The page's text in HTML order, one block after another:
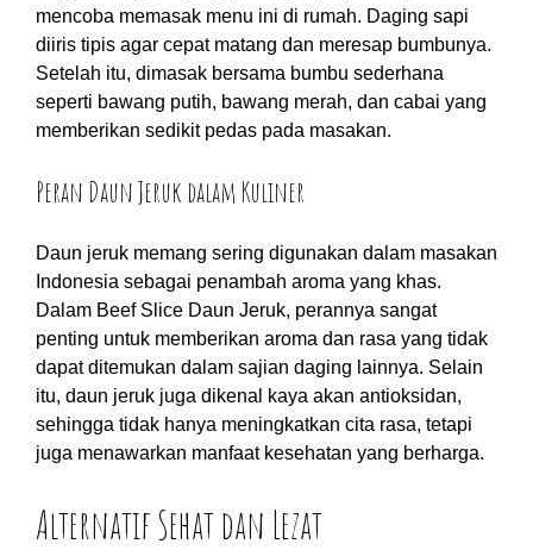
mencoba memasak menu ini di rumah. Daging sapi
diiris tipis agar cepat matang dan meresap bumbunya.
Setelah itu, dimasak bersama bumbu sederhana
seperti bawang putih, bawang merah, dan cabai yang
memberikan sedikit pedas pada masakan.
Peran Daun Jeruk dalam Kuliner
Daun jeruk memang sering digunakan dalam masakan
Indonesia sebagai penambah aroma yang khas.
Dalam Beef Slice Daun Jeruk, perannya sangat
penting untuk memberikan aroma dan rasa yang tidak
dapat ditemukan dalam sajian daging lainnya. Selain
itu, daun jeruk juga dikenal kaya akan antioksidan,
sehingga tidak hanya meningkatkan cita rasa, tetapi
juga menawarkan manfaat kesehatan yang berharga.
Alternatif Sehat dan Lezat